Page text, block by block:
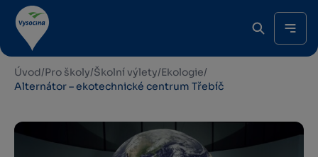
Úvod/Pro školy/Školní výlety/Ekologie/
Alternátor – ekotechnické centrum Třebíč